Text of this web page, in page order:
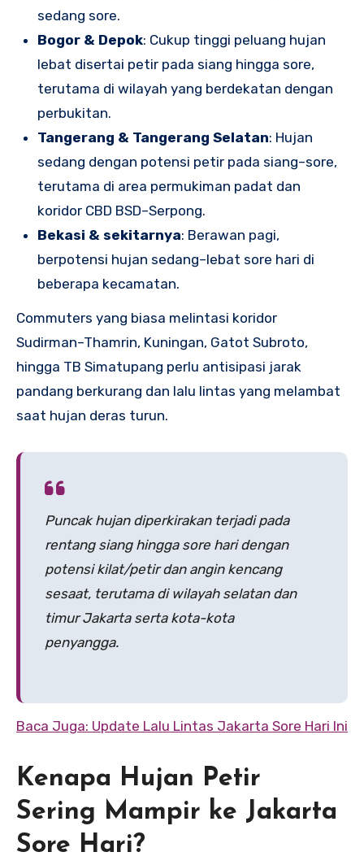
sedang sore.
Bogor & Depok: Cukup tinggi peluang hujan
lebat disertai petir pada siang hingga sore,
terutama di wilayah yang berdekatan dengan
perbukitan.
Tangerang & Tangerang Selatan: Hujan
sedang dengan potensi petir pada siang–sore,
terutama di area permukiman padat dan
koridor CBD BSD–Serpong.
Bekasi & sekitarnya: Berawan pagi,
berpotensi hujan sedang–lebat sore hari di
beberapa kecamatan.
Commuters yang biasa melintasi koridor
Sudirman–Thamrin, Kuningan, Gatot Subroto,
hingga TB Simatupang perlu antisipasi jarak
pandang berkurang dan lalu lintas yang melambat
saat hujan deras turun.
Puncak hujan diperkirakan terjadi pada
rentang siang hingga sore hari dengan
potensi kilat/petir dan angin kencang
sesaat, terutama di wilayah selatan dan
timur Jakarta serta kota-kota
penyangga.
Baca Juga: Update Lalu Lintas Jakarta Sore Hari Ini
Kenapa Hujan Petir
Sering Mampir ke Jakarta
Sore Hari?